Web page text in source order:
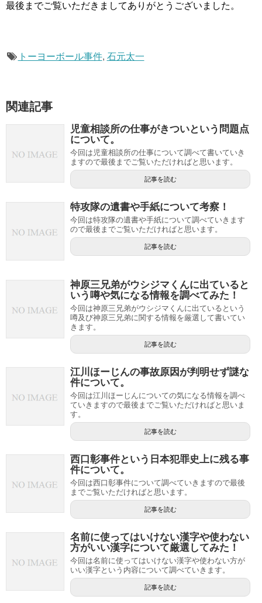
最後までご覧いただきましてありがとうございました。
トーヨーボール事件, 石元太一
関連記事
児童相談所の仕事がきついという問題点
について。
今回は児童相談所の仕事について調べて書いていき
ますので最後までご覧いただければと思います。
記事を読む
特攻隊の遺書や手紙について考察！
今回は特攻隊の遺書や手紙について調べていきます
ので最後までご覧いただければと思います。
記事を読む
神原三兄弟がウシジマくんに出ていると
いう噂や気になる情報を調べてみた！
今回は神原三兄弟がウシジマくんに出ているという
噂及び神原三兄弟に関する情報を厳選して書いてい
きます。
記事を読む
江川ほーじんの事故原因が判明せず謎な
件について。
今回は江川ほーじんについての気になる情報を調べ
ていきますので最後までご覧いただければと思いま
す。
記事を読む
西口彰事件という日本犯罪史上に残る事
件について。
今回は西口彰事件について調べていきますので最後
までご覧いただければと思います。
記事を読む
名前に使ってはいけない漢字や使わない
方がいい漢字について厳選してみた！
今回は名前に使ってはいけない漢字や使わない方が
いい漢字という内容について調べていきます。
記事を読む